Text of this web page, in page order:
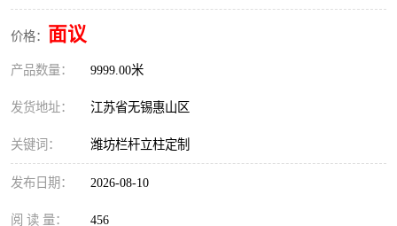
价格： 面议
产品数量： 9999.00米
发货地址： 江苏省无锡惠山区
关键词： 潍坊栏杆立柱定制
发布日期： 2026-08-10
阅 读 量： 456